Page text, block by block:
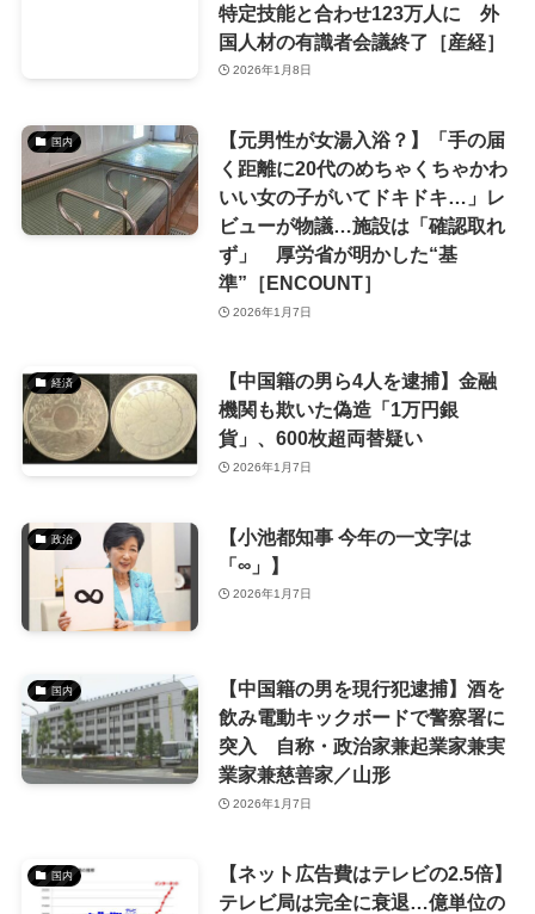
特定技能と合わせ123万人に 外
国人材の有識者会議終了［産経］
2026年1月8日
国内
【元男性が女湯入浴？】「手の届
く距離に20代のめちゃくちゃかわ
いい女の子がいてドキドキ…」レ
ビューが物議…施設は「確認取れ
ず」 厚労省が明かした“基
準”［ENCOUNT］
2026年1月7日
経済
【中国籍の男ら4人を逮捕】金融
機関も欺いた偽造「1万円銀
貨」、600枚超両替疑い
2026年1月7日
政治
【小池都知事 今年の一文字は
「∞」】
2026年1月7日
国内
【中国籍の男を現行犯逮捕】酒を
飲み電動キックボードで警察署に
突入 自称・政治家兼起業家兼実
業家兼慈善家／山形
2026年1月7日
国内
【ネット広告費はテレビの2.5倍】
テレビ局は完全に衰退…億単位の